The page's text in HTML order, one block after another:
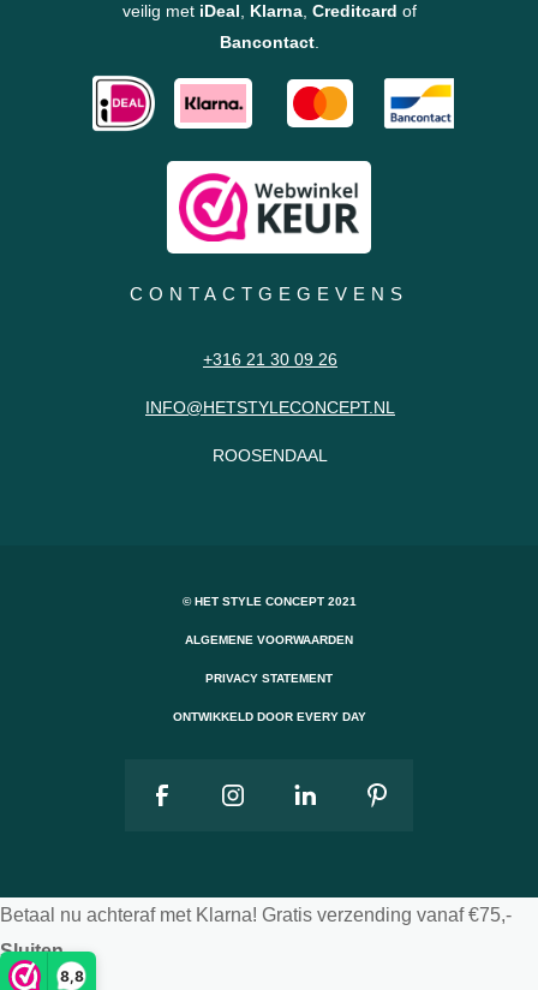
8,8
veilig met iDeal Klarna, Creditcard of
Bancontact.
CONTACTGEGEVENS
+316 21 30 09 26
INFO@HETSTYLECONCEPT.NL
ROOSENDAAL
© HET STYLE CONCEPT 2021
ALGEMENE VOORWAARDEN
PRIVACY STATEMENT
ONTWIKKELD DOOR EVERY DAY
Betaal nu achteraf met Klarna! Gratis verzending vanaf €75,-
Sluiten